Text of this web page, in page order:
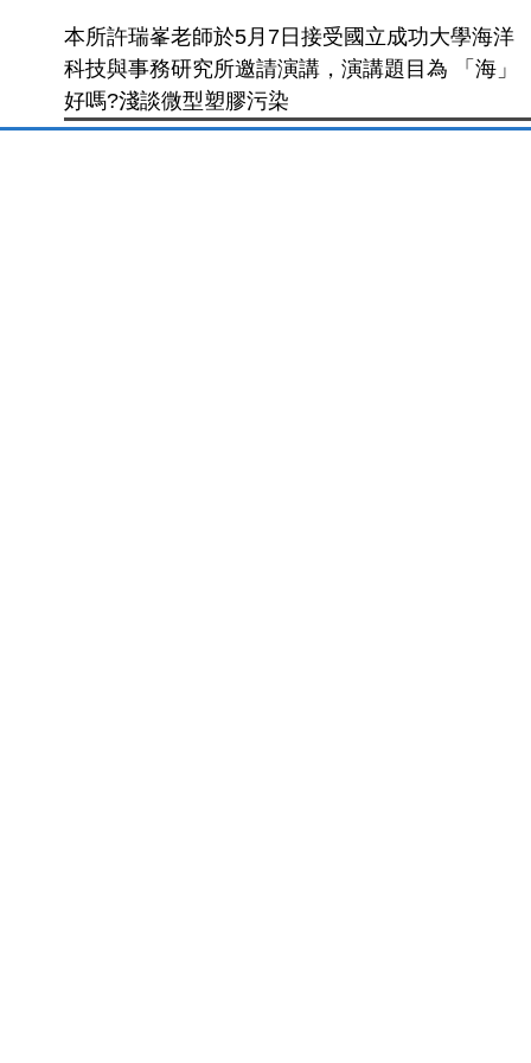
本所許瑞峯老師於5月7日接受國立成功大學海洋
科技與事務研究所邀請演講，演講題目為 「海」
好嗎?淺談微型塑膠污染